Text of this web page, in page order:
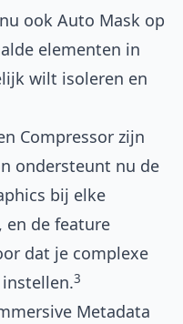
ook Auto Mask op
elementen in
wilt isoleren en
Compressor zijn
ondersteunt nu de
bij elke
en de feature
dat je complexe
3
Metadata